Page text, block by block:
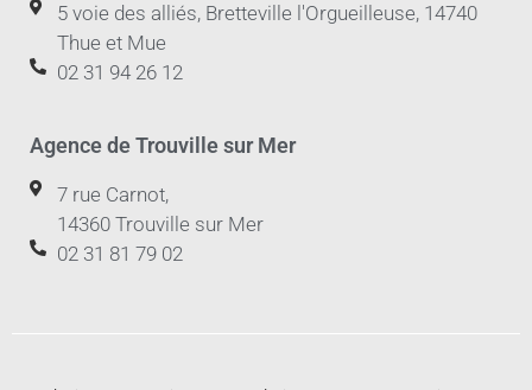
5 voie des alliés, Bretteville l'Orgueilleuse, 14740
Thue et Mue
02 31 94 26 12
Agence de Trouville sur Mer
7 rue Carnot,
14360 Trouville sur Mer
02 31 81 79 02